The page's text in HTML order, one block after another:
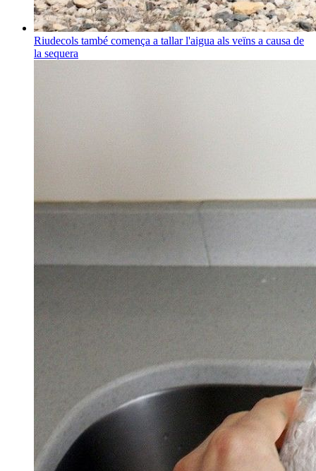
Riudecols també comença a tallar l'aigua als veïns a causa de
la sequera